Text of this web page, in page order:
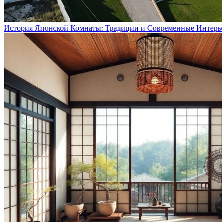
История Японской Комнаты: Традиции и Современные